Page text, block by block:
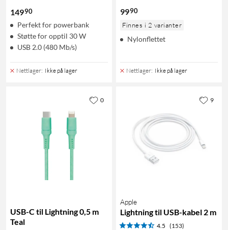
14990
Perfekt for powerbank
Støtte for opptil 30 W
USB 2.0 (480 Mb/s)
Nettlager: Ikke på lager
9990
Finnes i 2 varianter
Nylonflettet
Nettlager: Ikke på lager
USB-C til Lightning 0,5 m
Teal
0
Apple
Lightning til USB-kabel 2 m
4.5 (153)
9